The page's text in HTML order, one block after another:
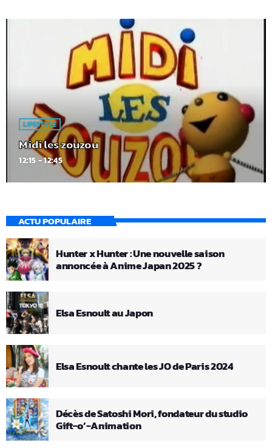
LIFESTYLE
Midi les zouzou
12:15 - 12:45
ACTU POPULAIRE
Hunter x Hunter : Une nouvelle saison
annoncée à Anime Japan 2025 ?
Elsa Esnoult au Japon
Elsa Esnoult chante les JO de Paris 2024
Décès de Satoshi Mori, fondateur du studio
Gift-o’-Animation